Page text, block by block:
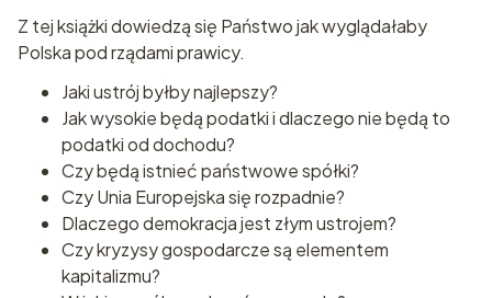
Z tej książki dowiedzą się Państwo jak wyglądałaby
Polska pod rządami prawicy.
Jaki ustrój byłby najlepszy?
Jak wysokie będą podatki i dlaczego nie będą to
podatki od dochodu?
Czy będą istnieć państwowe spółki?
Czy Unia Europejska się rozpadnie?
Dlaczego demokracja jest złym ustrojem?
Czy kryzysy gospodarcze są elementem
kapitalizmu?